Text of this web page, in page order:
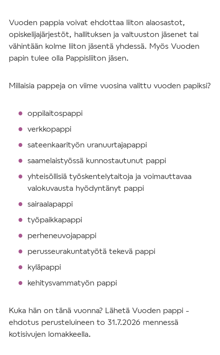
Vuoden pappia voivat ehdottaa liiton alaosastot,
opiskelijajärjestöt, hallituksen ja valtuuston jäsenet tai
vähintään kolme liiton jäsentä yhdessä. Myös Vuoden
papin tulee olla Pappisliiton jäsen.
Millaisia pappeja on viime vuosina valittu vuoden papiksi?
oppilaitospappi
verkkopappi
sateenkaarityön uranuurtajapappi
saamelaistyössä kunnostautunut pappi
yhteisöllisiä työskentelytaitoja ja voimauttavaa
valokuvausta hyödyntänyt pappi
sairaalapappi
työpaikkapappi
perheneuvojapappi
perusseurakuntatyötä tekevä pappi
kyläpappi
kehitysvammatyön pappi
Kuka hän on tänä vuonna? Lähetä Vuoden pappi -
ehdotus perusteluineen to 31.7.2026 mennessä
kotisivujen lomakkeella.